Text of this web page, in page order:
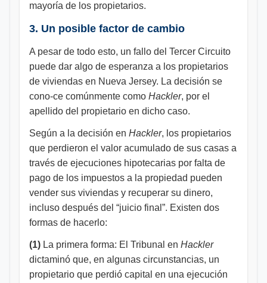
mayoría de los propietarios.
3. Un posible factor de cambio
A pesar de todo esto, un fallo del Tercer Circuito
puede dar algo de esperanza a los propietarios
de viviendas en Nueva Jersey. La decisión se
cono-ce comúnmente como Hackler, por el
apellido del propietario en dicho caso.
Según a la decisión en Hackler, los propietarios
que perdieron el valor acumulado de sus casas a
través de ejecuciones hipotecarias por falta de
pago de los impuestos a la propiedad pueden
vender sus viviendas y recuperar su dinero,
incluso después del “juicio final”. Existen dos
formas de hacerlo:
(1) La primera forma: El Tribunal en Hackler
dictaminó que, en algunas circunstancias, un
propietario que perdió capital en una ejecución